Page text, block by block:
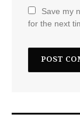
Save my
for the next